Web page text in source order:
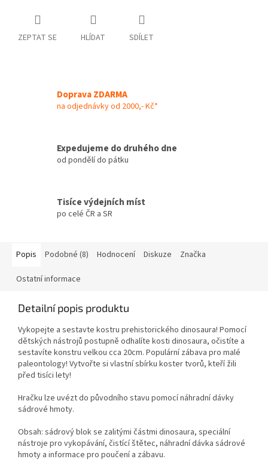
ZEPTAT SE HLÍDAT SDÍLET
Doprava ZDARMA
na odjednávky od 2000,- Kč*
Expedujeme do druhého dne
od pondělí do pátku
Tisíce výdejních míst
po celé ČR a SR
Popis Podobné (8) Hodnocení Diskuze Značka
Ostatní informace
Detailní popis produktu
Vykopejte a sestavte kostru prehistorického dinosaura! Pomocí
dětských nástrojů postupně odhalíte kosti dinosaura, očistíte a
sestavíte konstru velkou cca 20cm. Populární zábava pro malé
paleontology! Vytvořte si vlastní sbírku koster tvorů, kteří žili
před tisíci lety!
Hračku lze uvézt do původního stavu pomocí náhradní dávky
sádrové hmoty.
Obsah: sádrový blok se zalitými částmi dinosaura, speciální
nástroje pro vykopávání, čistící štětec, náhradní dávka sádrové
hmoty a informace pro poučení a zábavu.